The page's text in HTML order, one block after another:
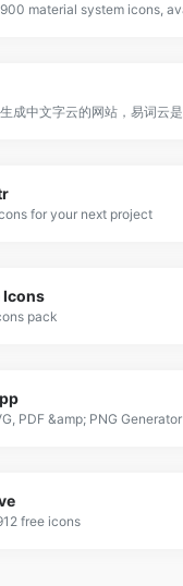
for your next project
Icons
pack
PDF &amp; PNG Generator
free icons